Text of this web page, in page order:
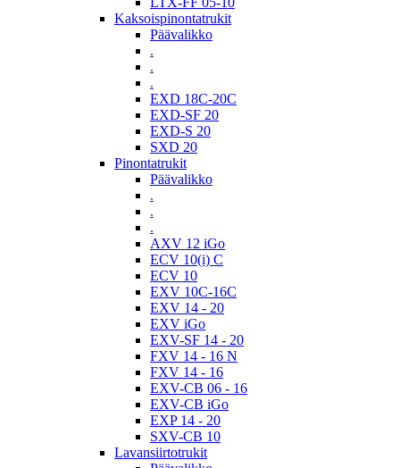
Kaksoispinontatrukit
Päävalikko
.
.
.
EXD 18C-20C
EXD-SF 20
EXD-S 20
SXD 20
Pinontatrukit
Päävalikko
.
.
.
AXV 12 iGo
ECV 10(i) C
ECV 10
EXV 10C-16C
EXV 14 - 20
EXV iGo
EXV-SF 14 - 20
FXV 14 - 16 N
FXV 14 - 16
EXV-CB 06 - 16
EXV-CB iGo
EXP 14 - 20
SXV-CB 10
Lavansiirtotrukit